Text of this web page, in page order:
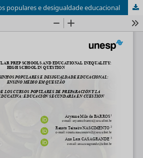
populares e desigualdade educacional